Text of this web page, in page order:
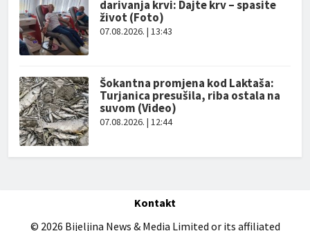
darivanja krvi: Dajte krv – spasite
život (Foto)
07.08.2026. | 13:43
Šokantna promjena kod Laktaša:
Turjanica presušila, riba ostala na
suvom (Video)
07.08.2026. | 12:44
Kontakt
© 2026 Bijeljina News & Media Limited or its affiliated